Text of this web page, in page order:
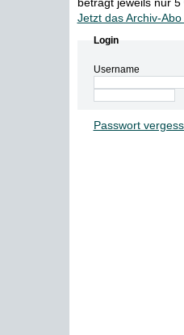
Jetzt das Archiv-
Login
Username
Passwort